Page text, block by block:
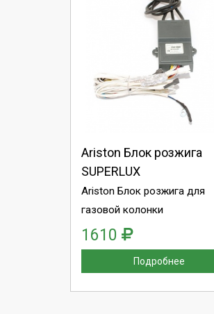
Ariston Блок розжига
SUPERLUX
Ariston Блок розжига для
газовой колонки
1610
Подробнее
Выберите количество: